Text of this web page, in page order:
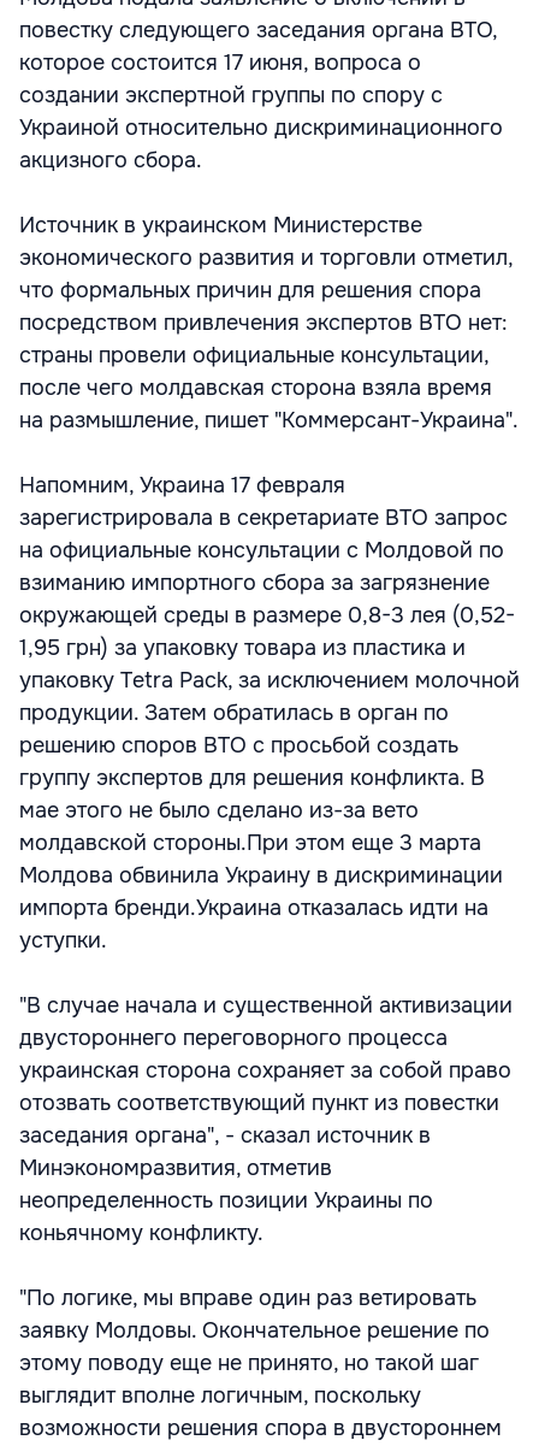
повестку следующего заседания органа ВТО,
которое состоится 17 июня, вопроса о
создании экспертной группы по спору с
Украиной относительно дискриминационного
акцизного сбора.
Источник в украинском Министерстве
экономического развития и торговли отметил,
что формальных причин для решения спора
посредством привлечения экспертов ВТО нет:
страны провели официальные консультации,
после чего молдавская сторона взяла время
на размышление, пишет "Коммерсант-Украина".
Напомним, Украина 17 февраля
зарегистрировала в секретариате ВТО запрос
на официальные консультации с Молдовой по
взиманию импортного сбора за загрязнение
окружающей среды в размере 0,8-3 лея (0,52-
1,95 грн) за упаковку товара из пластика и
упаковку Tetra Pack, за исключением молочной
продукции. Затем обратилась в орган по
решению споров ВТО с просьбой создать
группу экспертов для решения конфликта. В
мае этого не было сделано из-за вето
молдавской стороны.При этом еще 3 марта
Молдова обвинила Украину в дискриминации
импорта бренди.Украина отказалась идти на
уступки.
"В случае начала и существенной активизации
двустороннего переговорного процесса
украинская сторона сохраняет за собой право
отозвать соответствующий пункт из повестки
заседания органа", - сказал источник в
Минэкономразвития, отметив
неопределенность позиции Украины по
коньячному конфликту.
"По логике, мы вправе один раз ветировать
заявку Молдовы. Окончательное решение по
этому поводу еще не принято, но такой шаг
выглядит вполне логичным, поскольку
возможности решения спора в двустороннем